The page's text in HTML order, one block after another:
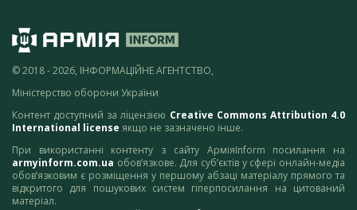
© 2018 - 2026, ІНФОРМАЦІЙНЕ АГЕНТСТВО,
Міністерство оборони України
Контент доступний за ліцензією Creative Commons Attribution 4.0
International license якщо не зазначено інше.
При використанні контенту з сайту АрміяInform посилання на
armyinform.com.ua обов’язкове. Для суб’єктів у сфері онлайн-медіа
обов’язковим є розміщення у першому абзаці матеріалу прямого та
відкритого для пошукових систем гіперпосилання на цитований
матеріал.